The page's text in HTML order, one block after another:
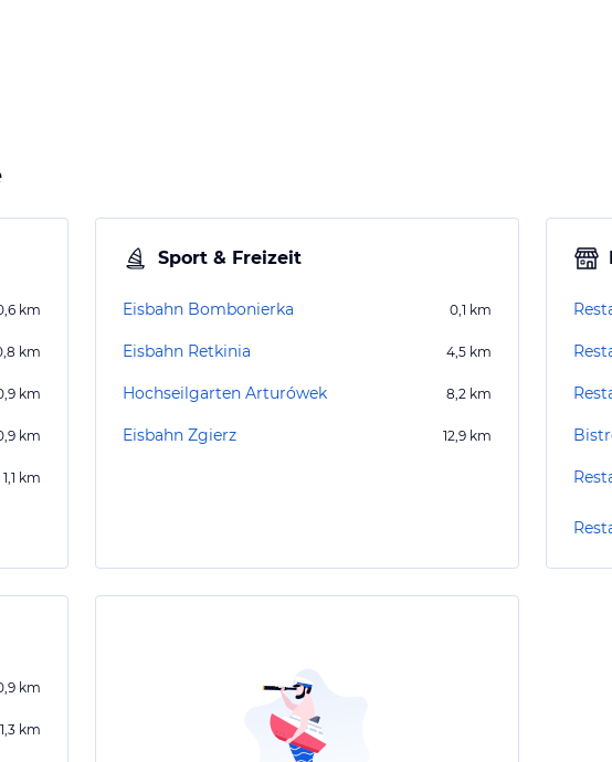
km
km
km
km
1,1 km
Sport & Freizeit
Eisbahn Bombonierka 0,1 km
Eisbahn Retkinia 4,5 km
Hochseilgarten Arturówek 8,2 km
Eisbahn Zgierz 12,9 km
km
1,3 km